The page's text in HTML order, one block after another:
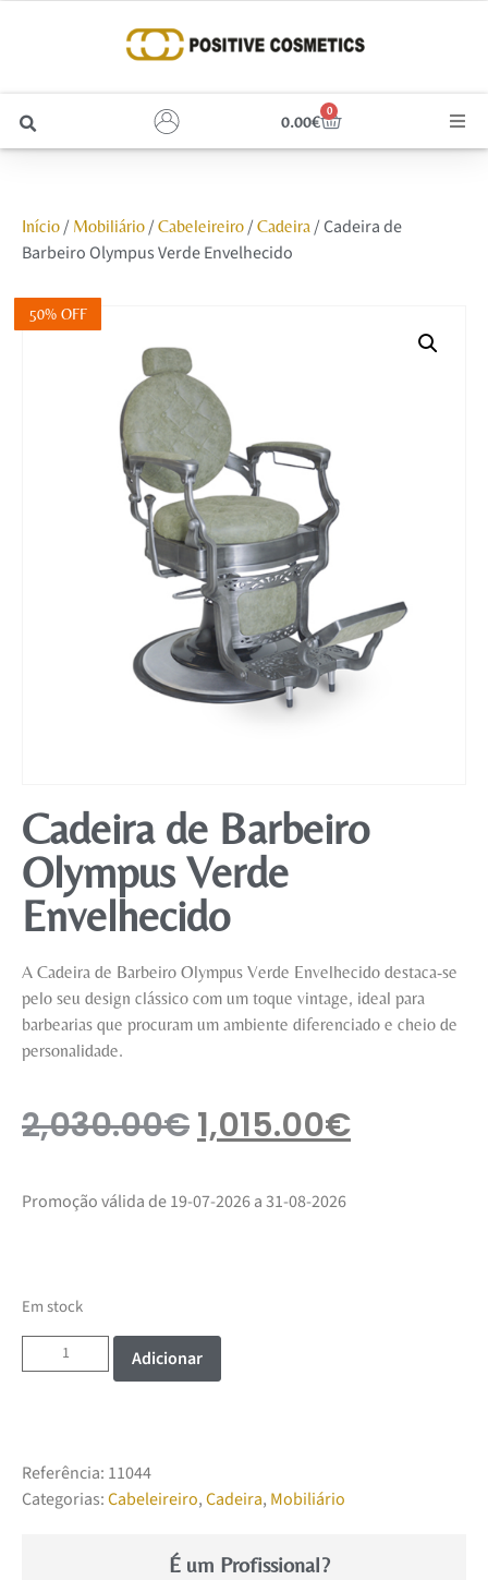
0.00€
0
Unhas
Corpo e Estética
Início/ Mobiliário/ Cabeleireiro/ Cadeira/ Cadeira de
Barbeiro Olympus Verde Envelhecido
50% OFF
Cadeira de Barbeiro
Olympus Verde
Envelhecido
A Cadeira de Barbeiro Olympus Verde Envelhecido destaca-se
pelo seu design clássico com um toque vintage, ideal para
barbearias que procuram um ambiente diferenciado e cheio de
personalidade.
2,030.00€1,015.00€
Promoção válida de 19-07-2026 a 31-08-2026
Em stock
Adicionar
Referência: 11044
Categorias:Cabeleireiro,Cadeira, Mobiliário
É um Profissional?